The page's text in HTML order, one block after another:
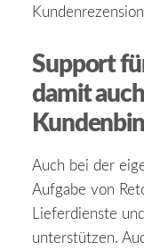
Support
damit
Auch bei der
Aufgabe von
Lieferdienste
unterstützen.